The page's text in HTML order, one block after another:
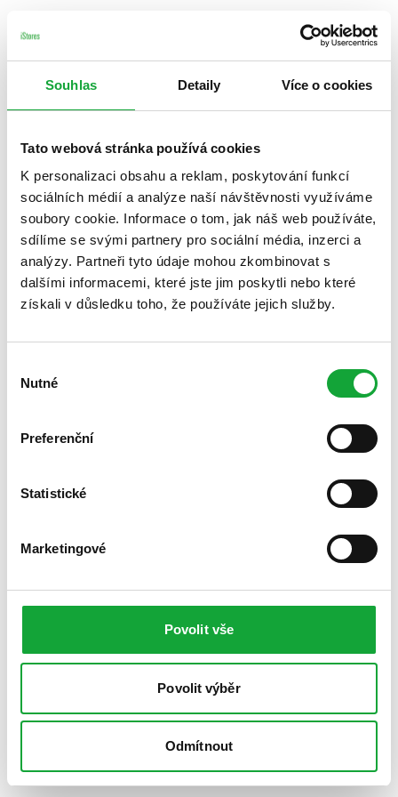
Souhlas Detaily Více o cookies
Tato webová stránka používá cookies
K personalizaci obsahu a reklam, poskytování funkcí
sociálních médií a analýze naší návštěvnosti využíváme
soubory cookie. Informace o tom, jak náš web používáte,
sdílíme se svými partnery pro sociální média, inzerci a
analýzy. Partneři tyto údaje mohou zkombinovat s
dalšími informacemi, které jste jim poskytli nebo které
získali v důsledku toho, že používáte jejich služby.
souhlasu
Nutné
Preferenční
Statistické
Marketingové
Povolit vše
Povolit výběr
Odmítnout